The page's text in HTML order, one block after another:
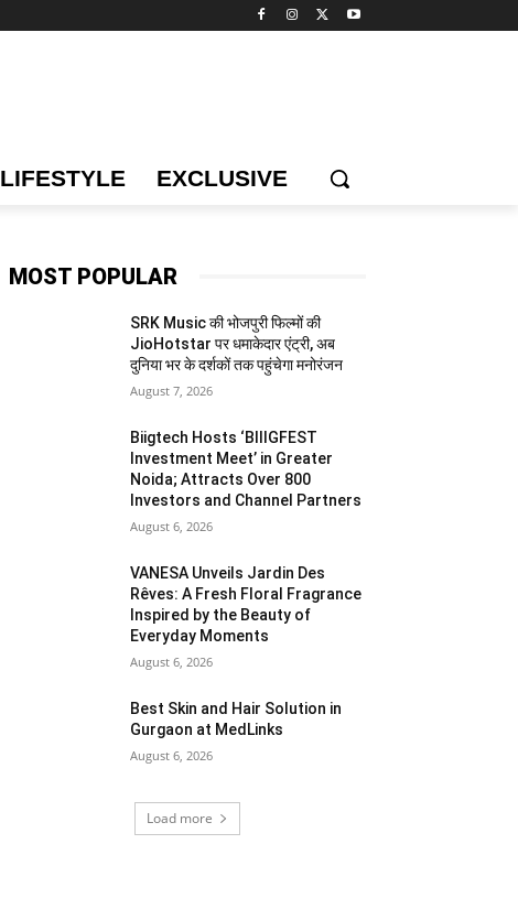
LIFESTYLE EXCLUSIVE
MOST POPULAR
SRK Music की भोजपुरी फिल्मों की
JioHotstar पर धमाकेदार एंट्री, अब
दुनिया भर के दर्शकों तक पहुंचेगा मनोरंजन
August 7, 2026
Biigtech Hosts ‘BIIIGFEST
Investment Meet’ in Greater
Noida; Attracts Over 800
Investors and Channel Partners
August 6, 2026
VANESA Unveils Jardin Des
Rêves: A Fresh Floral Fragrance
Inspired by the Beauty of
Everyday Moments
August 6, 2026
Best Skin and Hair Solution in
Gurgaon at MedLinks
August 6, 2026
Load more